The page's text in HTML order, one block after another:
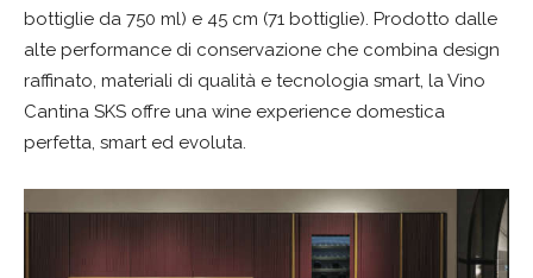
bottiglie da 750 ml) e 45 cm (71 bottiglie). Prodotto dalle
alte performance di conservazione che combina design
raffinato, materiali di qualità e tecnologia smart, la Vino
Cantina SKS offre una wine experience domestica
perfetta, smart ed evoluta.